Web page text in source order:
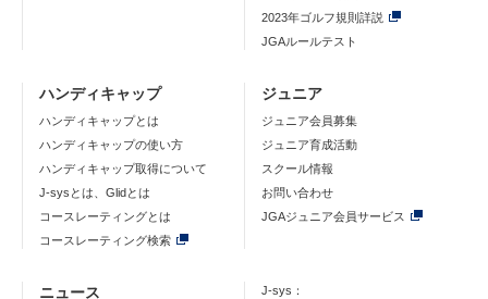
2023年ゴルフ規則詳説
JGAルールテスト
ハンディキャップ
ハンディキャップとは
ハンディキャップの使い方
ハンディキャップ取得について
J-sysとは、Glidとは
コースレーティングとは
コースレーティング検索
ジュニア
ジュニア会員募集
ジュニア育成活動
スクール情報
お問い合わせ
JGAジュニア会員サービス
ニュース
J-sys：